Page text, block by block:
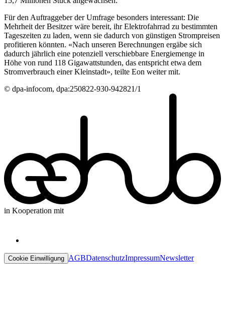
Für den Auftraggeber der Umfrage besonders interessant: Die
Mehrheit der Besitzer wäre bereit, ihr Elektrofahrrad zu bestimmten
Tageszeiten zu laden, wenn sie dadurch von günstigen Strompreisen
profitieren könnten. «Nach unseren Berechnungen ergäbe sich
dadurch jährlich eine potenziell verschiebbare Energiemenge in
Höhe von rund 118 Gigawattstunden, das entspricht etwa dem
Stromverbrauch einer Kleinstadt», teilte Eon weiter mit.
© dpa-infocom, dpa:250822-930-942821/1
in Kooperation mit
Cookie Einwilligung AGBDatenschutzImpressumNewsletter